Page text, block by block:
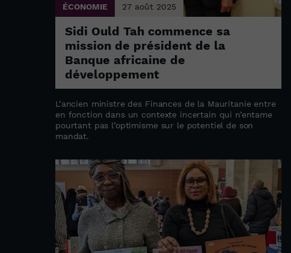
ÉCONOMIE 27 août 2025
Sidi Ould Tah commence sa
mission de président de la
Banque africaine de
développement
L’ancien ministre des Finances de la Mauritanie entre
en fonction dans un contexte incertain qui n’entame
pourtant pas l’optimisme sur le potentiel de son
mandat.